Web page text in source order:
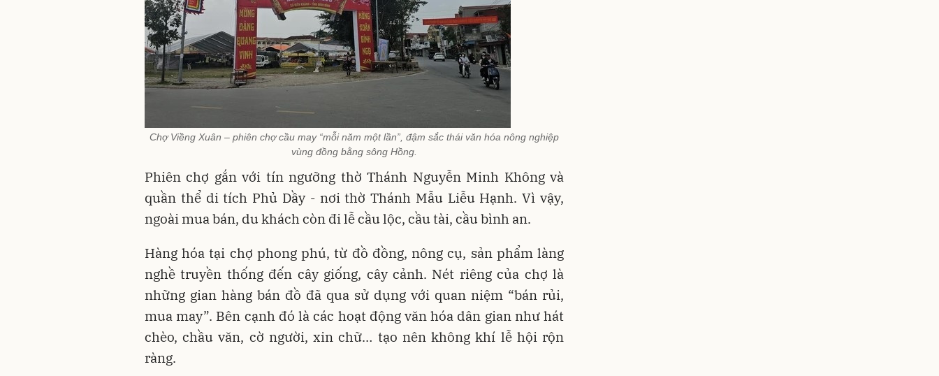
Chợ Viềng Xuân – phiên chợ cầu may “mỗi năm một lần”, đậm sắc thái văn hóa nông nghiệp
vùng đồng bằng sông Hồng.
Phiên chợ gắn với tín ngưỡng thờ Thánh Nguyễn Minh Không và
quần thể di tích Phủ Dầy - nơi thờ Thánh Mẫu Liễu Hạnh. Vì vậy,
ngoài mua bán, du khách còn đi lễ cầu lộc, cầu tài, cầu bình an.
Hàng hóa tại chợ phong phú, từ đồ đồng, nông cụ, sản phẩm làng
nghề truyền thống đến cây giống, cây cảnh. Nét riêng của chợ là
những gian hàng bán đồ đã qua sử dụng với quan niệm “bán rủi,
mua may”. Bên cạnh đó là các hoạt động văn hóa dân gian như hát
chèo, chầu văn, cờ người, xin chữ… tạo nên không khí lễ hội rộn
ràng.